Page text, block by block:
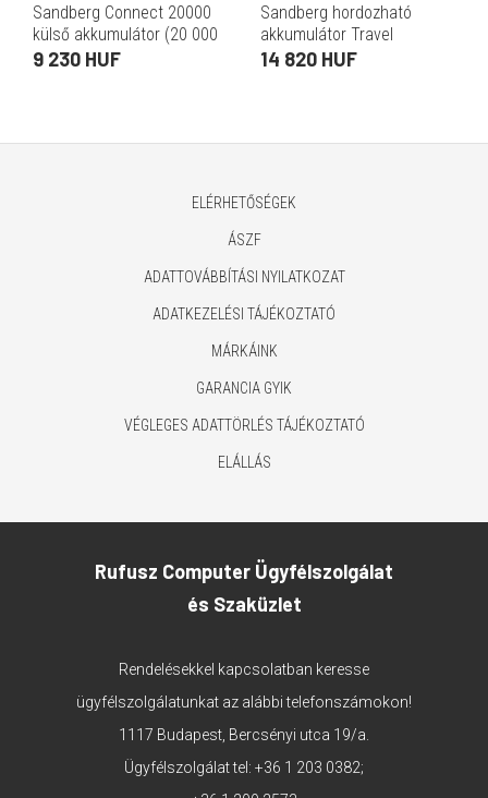
Sandberg Connect 20000
külső akkumulátor (20 000
mAh, 77Wh, PD 20W, USB-C
9 230 HUF
Sandberg hordozható
akkumulátor Travel
powerbank 20 000 mAh
14 820 HUF
ELÉRHETŐSÉGEK
ÁSZF
ADATTOVÁBBÍTÁSI NYILATKOZAT
ADATKEZELÉSI TÁJÉKOZTATÓ
MÁRKÁINK
GARANCIA GYIK
VÉGLEGES ADATTÖRLÉS TÁJÉKOZTATÓ
ELÁLLÁS
Rufusz Computer Ügyfélszolgálat
és Szaküzlet
Rendelésekkel kapcsolatban keresse
ügyfélszolgálatunkat az alábbi telefonszámokon!
1117 Budapest, Bercsényi utca 19/a.
Ügyfélszolgálat tel: +36 1 203 0382;